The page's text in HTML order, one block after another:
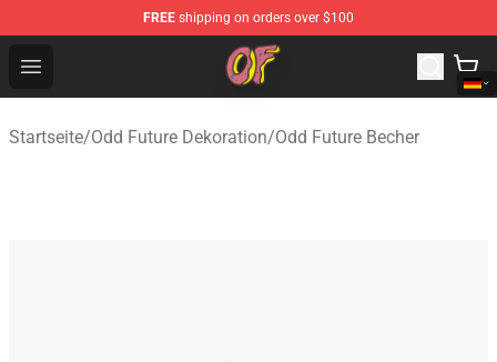
FREE shipping on orders over $100
Open menu
Odd Future Shop - Official Odd Future Merchandise Store
Startseite/Odd Future Dekoration/Odd Future Becher